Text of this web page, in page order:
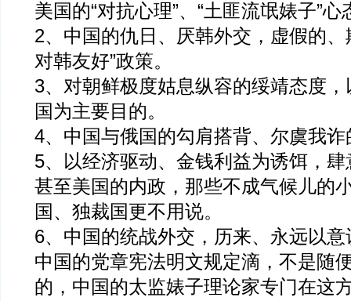
美国的“对抗心理”、“土匪流氓婊子”心
2、中国的仇日、厌韩外交，虚假的、
对韩友好”政策。
3、对朝鲜极度姑息纵容的绥靖态度
国为主要目的。
4、中国与俄国的勾肩搭背、尔虞我诈
5、以经济驱动、金钱利益为诱饵，
甚至美国的内政，那些不成气候儿的
国、独裁国更不用说。
6、中国的统战外交，历来、永远以
中国的党章宪法明文规定滴，不是随
的，中国的太监婊子理论家专门在这